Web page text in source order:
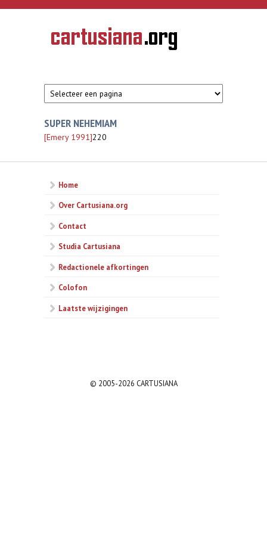
Overslaan en naar de inhoud gaan
CARTUSIANA
Geschiedenis
van de
SUPER NEHEMIAM
[Emery 1991]220
Home
Over Cartusiana.org
Contact
Studia Cartusiana
Redactionele afkortingen
Colofon
Laatste wijzigingen
© 2005-2026 CARTUSIANA